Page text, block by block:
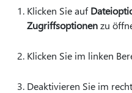
Klicken Sie auf
Zugriffsoptionenzu
Klicken Sie im linken
Deaktivieren Sie im